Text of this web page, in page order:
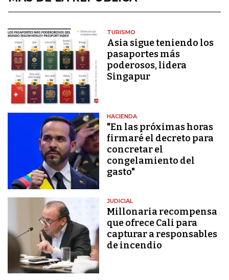
TURISMO
Asia sigue teniendo los
pasaportes más
poderosos, lidera
Singapur
HACIENDA
"En las próximas horas
firmaré el decreto para
concretar el
congelamiento del
gasto"
JUDICIAL
Millonaria recompensa
que ofrece Cali para
capturar a responsables
de incendio